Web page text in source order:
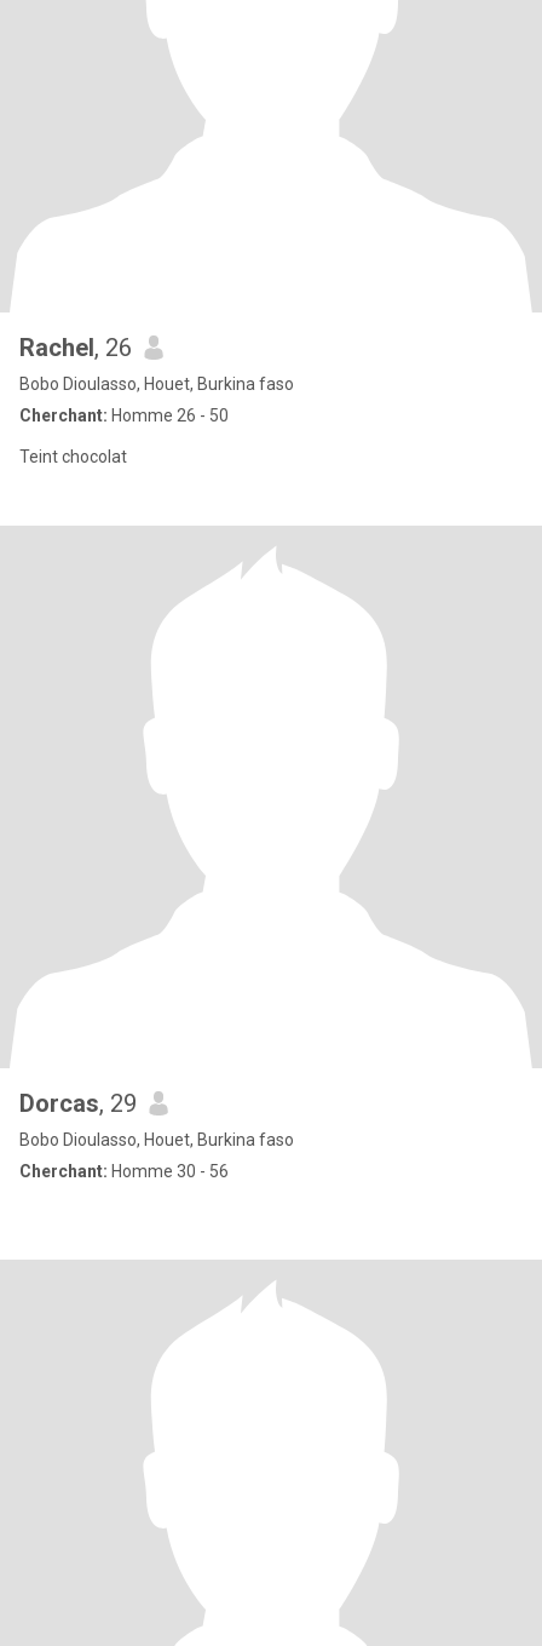
Rachel, 26
Bobo Dioulasso, Houet, Burkina faso
Cherchant: Homme 26 - 50
Teint chocolat
Dorcas, 29
Bobo Dioulasso, Houet, Burkina faso
Cherchant: Homme 30 - 56